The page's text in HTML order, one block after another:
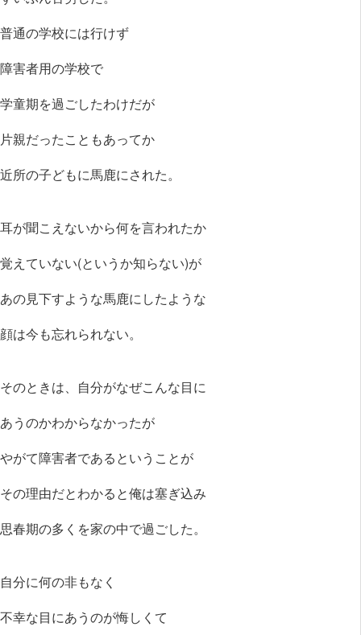
普通の学校には行けず
障害者用の学校で
学童期を過ごしたわけだが
片親だったこともあってか
近所の子どもに馬鹿にされた。
耳が聞こえないから何を言われたか
覚えていない(というか知らない)が
あの見下すような馬鹿にしたような
顔は今も忘れられない。
そのときは、自分がなぜこんな目に
あうのかわからなかったが
やがて障害者であるということが
その理由だとわかると俺は塞ぎ込み
思春期の多くを家の中で過ごした。
自分に何の非もなく
不幸な目にあうのが悔しくて